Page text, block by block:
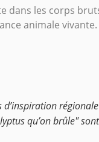
dans les corps
animale vivante.
qu’on brûle"